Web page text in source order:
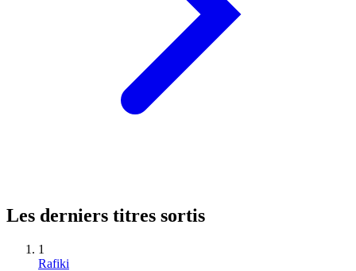
Les derniers titres sortis
1
Rafiki